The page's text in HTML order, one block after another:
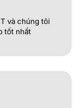
và chúng tôi
tốt nhất